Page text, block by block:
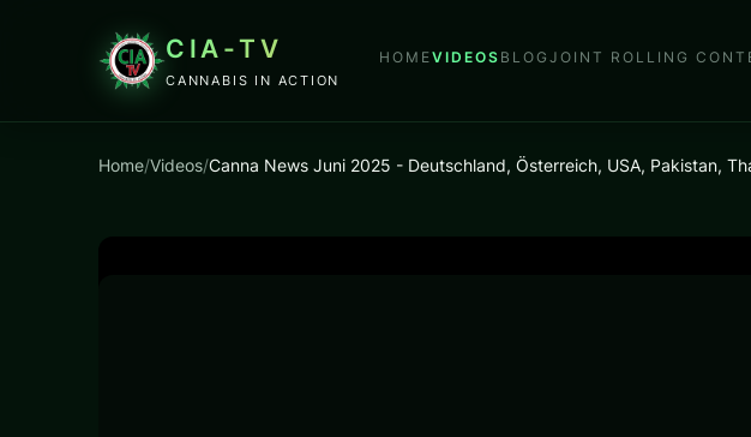
CIA-TV
CANNABIS IN ACTION
HOMEVIDEOS BLOGJOINT ROLLING
Home/Videos/Canna News Juni 2025 - Deutschland, Österreich, USA, Pakistan,